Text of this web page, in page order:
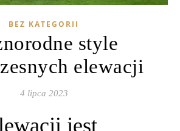
BEZ KATEGORII
style
elewacji
4 lipca 2023
jest